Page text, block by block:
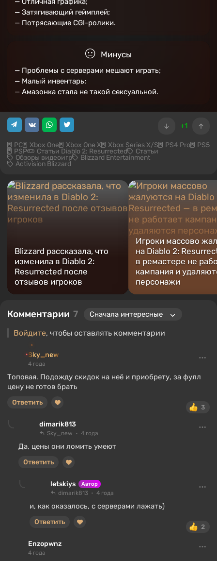
— Затягивающий геймплей;
— Потрясающие CGI-ролики.
Минусы
— Проблемы с серверами мешают играть;
— Малый инвентарь;
— Амазонка стала не такой сексуальной.
+1
PC Xbox One Xbox One X Xbox Series X/S PS4 Pro PS5
PSP Статьи Diablo 2: Resurrected Статьи
Обзоры видеоигр Blizzard Entertainment
Activision Blizzard
Blizzard рассказала, что
изменила в Diablo 2:
Resurrected после
отзывов игроков
Игроки массово
на Diablo 2:
в ремастере не
кампания и
персонажи
Комментарии 7
Войдите, чтобы оставлять комментарии
Sky_new
4 года
Топовая. Подожду скидок на неё и приобрету, за фулл
цену не готов брать
3
Ответить
dimarik813
Sky_new 4 года
Да, цены они ломить умеют
Ответить
letskiys Автор
dimarik813 4 года
и, как оказалось, с серверами лажать)
2
Ответить
Enzopwnz
4 года